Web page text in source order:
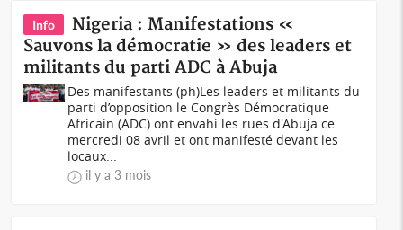
Info
Nigeria : Manifestations «
Sauvons la démocratie » des leaders et
militants du parti ADC à Abuja
Des manifestants (ph)Les leaders et militants du
parti d’opposition le Congrès Démocratique
Africain (ADC) ont envahi les rues d'Abuja ce
mercredi 08 avril et ont manifesté devant les
locaux...
il y a 3 mois